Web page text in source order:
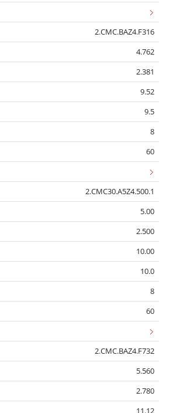
2.CMC.BAZ4.F316
4.762
2.381
9.52
9.5
8
60
2.CMC30.A5Z4.500.1
5.00
2.500
10.00
10.0
8
60
2.CMC.BAZ4.F732
5.560
2.780
11.12